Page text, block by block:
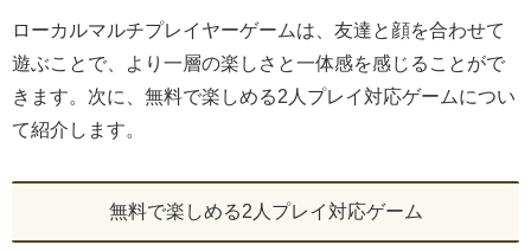
ローカルマルチプレイヤーゲームは、友達と顔を合わせて
遊ぶことで、より一層の楽しさと一体感を感じることがで
きます。次に、無料で楽しめる2人プレイ対応ゲームについ
て紹介します。
無料で楽しめる2人プレイ対応ゲーム